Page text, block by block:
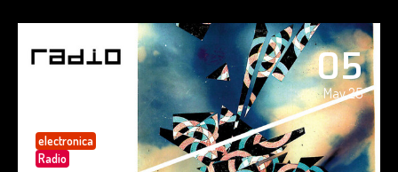
05
May 25
electronica
Radio